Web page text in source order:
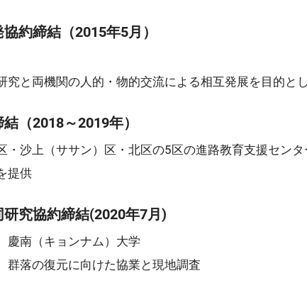
約締結（2015年5月）
と両機関の人的・物的交流による相互発展を目的と
（2018～2019年）
沙上（ササン）区・北区の5区の進路教育支援センタ
提供
究協約締結(2020年7月)
慶南（キョンナム）大学
群落の復元に向けた協業と現地調査